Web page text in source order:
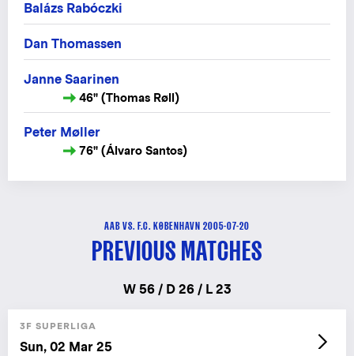
Balázs Rabóczki
Dan Thomassen
Janne Saarinen
46" (Thomas Røll)
Peter Møller
76" (Álvaro Santos)
AAB VS. F.C. KØBENHAVN 2005-07-20
PREVIOUS MATCHES
W 56 / D 26 / L 23
3F SUPERLIGA
Sun, 02 Mar 25